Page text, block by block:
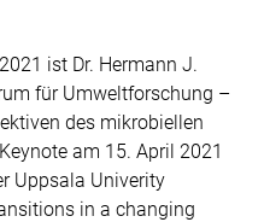
ist Dr. Hermann J.
für Umweltforschung –
des mikrobiellen
am 15. April 2021
Uppsala Univerity
in a changing